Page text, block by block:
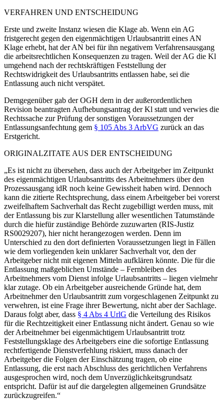
VERFAHREN UND ENTSCHEIDUNG
Erste und zweite Instanz wiesen die Klage ab. Wenn ein AG
fristgerecht gegen den eigenmächtigen Urlaubsantritt eines AN
Klage erhebt, hat der AN bei für ihn negativem Verfahrensausgang
die arbeitsrechtlichen Konsequenzen zu tragen. Weil der AG die Kl
umgehend nach der rechtskräftigen Feststellung der
Rechtswidrigkeit des Urlaubsantritts entlassen habe, sei die
Entlassung auch nicht verspätet.
Demgegenüber gab der OGH dem in der außerordentlichen
Revision beantragten Aufhebungsantrag der Kl statt und verwies die
Rechtssache zur Prüfung der sonstigen Voraussetzungen der
Entlassungsanfechtung gem § 105 Abs 3 ArbVG zurück an das
Erstgericht.
ORIGINALZITATE AUS DER ENTSCHEIDUNG
„Es ist nicht zu übersehen, dass auch der Arbeitgeber im Zeitpunkt
des eigenmächtigen Urlaubsantritts des Arbeitnehmers über den
Prozessausgang idR noch keine Gewissheit haben wird. Dennoch
kann die zitierte Rechtsprechung, dass einem Arbeitgeber bei vorerst
zweifelhaftem Sachverhalt das Recht zugebilligt werden muss, mit
der Entlassung bis zur Klarstellung aller wesentlichen Tatumstände
durch die hiefür zuständige Behörde zuzuwarten (RIS-Justiz
RS0029207), hier nicht herangezogen werden. Denn im
Unterschied zu den dort definierten Voraussetzungen liegt in Fällen
wie dem vorliegenden kein unklarer Sachverhalt vor, den der
Arbeitgeber nicht mit eigenen Mitteln aufklären könnte. Die für die
Entlassung maßgeblichen Umstände – Fernbleiben des
Arbeitnehmers vom Dienst infolge Urlaubsantritts – liegen vielmehr
klar zutage. Ob ein Arbeitgeber ausreichende Gründe hat, dem
Arbeitnehmer den Urlaubsantritt zum vorgeschlagenen Zeitpunkt zu
verwehren, ist eine Frage ihrer Bewertung, nicht aber der Sachlage.
Daraus folgt aber, dass § 4 Abs 4 UrlG die Verteilung des Risikos
für die Rechtzeitigkeit einer Entlassung nicht ändert. Genau so wie
der Arbeitnehmer bei eigenmächtigem Urlaubsantritt trotz
Feststellungsklage des Arbeitgebers eine die sofortige Entlassung
rechtfertigende Dienstverfehlung riskiert, muss danach der
Arbeitgeber die Folgen der Einschätzung tragen, ob eine
Entlassung, die erst nach Abschluss des gerichtlichen Verfahrens
ausgesprochen wird, noch dem Unverzüglichkeitsgrundsatz
entspricht. Dafür ist auf die dargelegten allgemeinen Grundsätze
zurückzugreifen.“